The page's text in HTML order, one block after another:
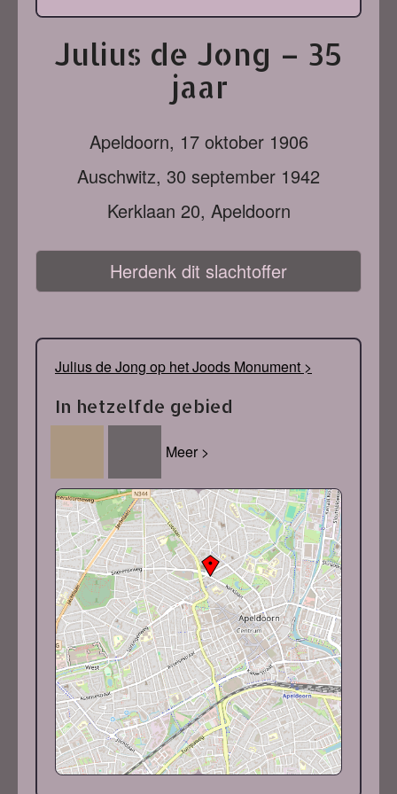
Julius de Jong – 35
jaar
Apeldoorn, 17 oktober 1906
Auschwitz, 30 september 1942
Kerklaan 20, Apeldoorn
Herdenk dit slachtoffer
Julius de Jong op het Joods Monument >
In hetzelfde gebied
Meer >